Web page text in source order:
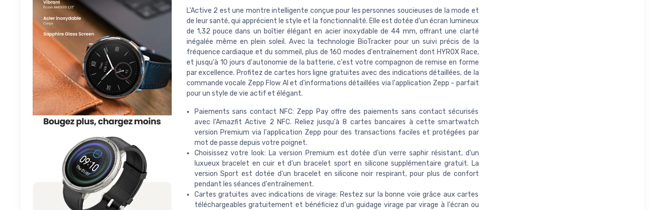
L'Active 2 est une montre intelligente conçue pour les personnes soucieuses de la mode et
de leur santé, qui apprécient le style et la fonctionnalité. Elle est dotée d'un écran lumineux
de 1,32 pouce dans un boîtier élégant en acier inoxydable de 44 mm, offrant une clarté
inégalée même en plein soleil. Avec la technologie BioTracker pour un suivi précis de la
fréquence cardiaque et du sommeil, plus de 160 modes d'entraînement dont HYROX Race,
et jusqu'à 10 jours d'autonomie de la batterie, c'est votre compagnon de remise en forme
par excellence. Profitez de cartes hors ligne gratuites avec des indications détaillées, de la
commande vocale Zepp Flow AI et d'informations détaillées via l'application Zepp - parfait
pour un style de vie actif et élégant.
Paiements sans contact NFC: Zepp Pay offre des paiements sans contact sécurisés
avec l'Amazfit Active 2 NFC. Reliez jusqu'à 8 cartes bancaires à cette smartwatch
version Premium via l'application Zepp pour des transactions faciles et protégées par
mot de passe depuis votre poignet.
Choisissez votre look: La version Premium est dotée d'un verre saphir résistant, d'un
luxueux bracelet en cuir et d'un bracelet sport en silicone supplémentaire gratuit. La
version Sport est dotée d'un bracelet en silicone noir respirant, pour plus de confort
pendant les séances d'entraînement.
Cartes gratuites avec indications de virage: Restez sur la bonne voie grâce aux cartes
téléchargeables gratuitement et bénéficiez d'un guidage virage par virage à l'écran ou